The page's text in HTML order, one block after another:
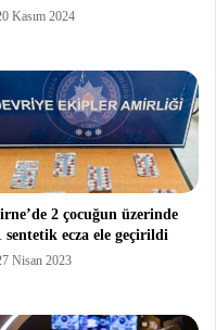
Kasım 2024
2 çocuğun üzerinde
sentetik ecza ele geçirildi
Nisan 2023